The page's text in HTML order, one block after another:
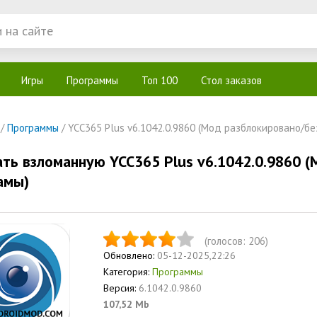
Игры Программы Топ 100 Стол заказов
Программы / YCC365 Plus v6.1042.0.9860 (Мод разблокировано/
взломанную YCC365 Plus v6.1042.0.9860
(голосов: 206)
Обновлено: 05-12-2025,22:26
Категория: Программы
Версия: 6.1042.0.9860
107,52 Mb